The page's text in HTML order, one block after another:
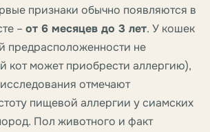
признаки обычно появляются в
– от 6 месяцев до 3 лет. У кошек
предрасположенности не
кот может приобрести аллергию),
отмечают
пищевой аллергии у сиамских
Пол животного и факт